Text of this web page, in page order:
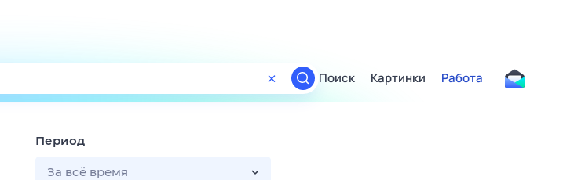
Поиск
ТВ-программа
Поиск Картинки Работа
Период
За всё время